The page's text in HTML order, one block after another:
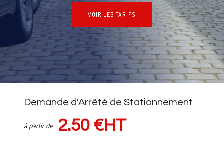
VOIR LES TARIFS
NOS TARIFS
Demande d'Arrêté de Stationnement
à partir de 2.50 €HT